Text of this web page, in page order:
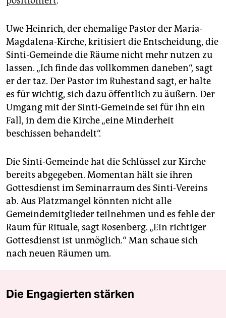
Uwe Heinrich, der ehemalige Pastor der Maria-
Magdalena-Kirche, kritisiert die Entscheidung, die
Sinti-Gemeinde die Räume nicht mehr nutzen zu
lassen. „Ich finde das vollkommen daneben“, sagt
er der taz. Der Pastor im Ruhestand sagt, er halte
es für wichtig, sich dazu öffentlich zu äußern. Der
Umgang mit der Sinti-Gemeinde sei für ihn ein
Fall, in dem die Kirche „eine Minderheit
beschissen behandelt“.
Die Sinti-Gemeinde hat die Schlüssel zur Kirche
bereits abgegeben. Momentan hält sie ihren
Gottesdienst im Seminarraum des Sinti-Vereins
ab. Aus Platzmangel könnten nicht alle
Gemeindemitglieder teilnehmen und es fehle der
Raum für Rituale, sagt Rosenberg. „Ein richtiger
Gottesdienst ist unmöglich.“ Man schaue sich
nach neuen Räumen um.
Die Engagierten stärken